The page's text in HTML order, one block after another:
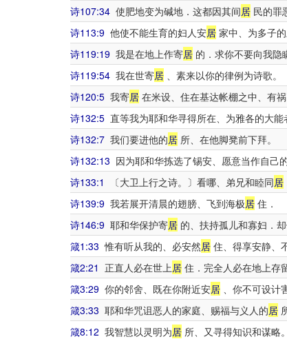
诗107:34 使肥地变为碱地．这都因其间居 民的罪
诗113:9 他使不能生育的妇人安居 家中、为多子
诗119:19 我是在地上作寄居 的．求你不要向我隐
诗119:54 我在世寄居 、素来以你的律例为诗歌。
诗120:5 我寄居 在米设、住在基达帐棚之中、有祸
诗132:5 直等我为耶和华寻得所在、为雅各的大能
诗132:7 我们要进他的居 所、在他脚凳前下拜。
诗132:13 因为耶和华拣选了锡安、愿意当作自己
诗133:1
〔大卫上行之诗。〕看哪、弟兄和睦同居
诗139:9 我若展开清晨的翅膀、飞到海极居 住．
诗146:9 耶和华保护寄居 的、扶持孤儿和寡妇．
箴1:33 惟有听从我的、必安然居 住、得享安静、
箴2:21 正直人必在世上居 住．完全人必在地上存
箴3:29 你的邻舍、既在你附近安居 、你不可设计
箴3:33 耶和华咒诅恶人的家庭、赐福与义人的居
箴8:12 我智慧以灵明为居 所、又寻得知识和谋略。